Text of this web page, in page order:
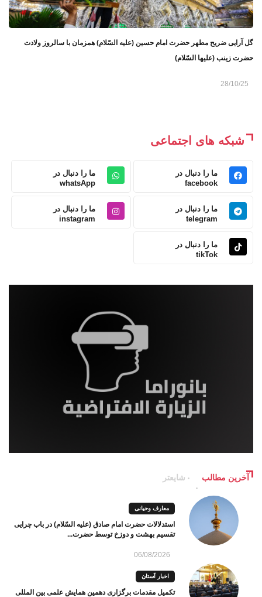
گل آرایی ضریح مطهر حضرت امام حسین (علیه السّلام) همزمان با سالروز ولادت
حضرت زینب (علیها السّلام)
28/10/25
شبکه های اجتماعی
ما را دنبال در
facebook
ما را دنبال در
whatsApp
ما را دنبال در
telegram
ما را دنبال در
instagram
ما را دنبال در
tikTok
آخرین مطالب شایعتر
معارف وحیانی
استدلالات حضرت امام صادق (علیه السّلام) در باب چرایی
تقسیم بهشت و دوزخ توسط حضرت...
06/08/2026
اخبار آستان
تکمیل مقدمات برگزاری دهمین همایش علمی بین المللی